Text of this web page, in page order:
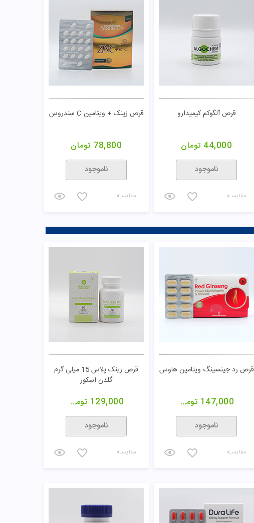
قرص آلگوکم کیمیدارو
44,000 تومان
ناموجود
مقایسـه
قرص زینک + ویتامین C سندروس
78,800 تومان
ناموجود
مقایسـه
قرص رد جینسینگ ویتامین هاوس
147,000 تومان
ناموجود
مقایسـه
قرص زینک پلاس 15 میلی گرم
گلدن اسکور
129,000 تومان
ناموجود
مقایسـه